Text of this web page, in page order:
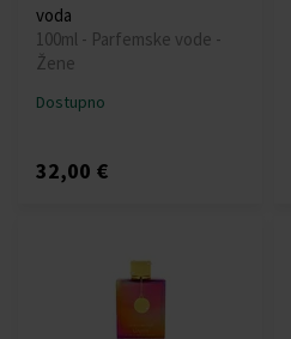
voda
100ml - Parfemske vode -
Žene
Dostupno
32,00 €